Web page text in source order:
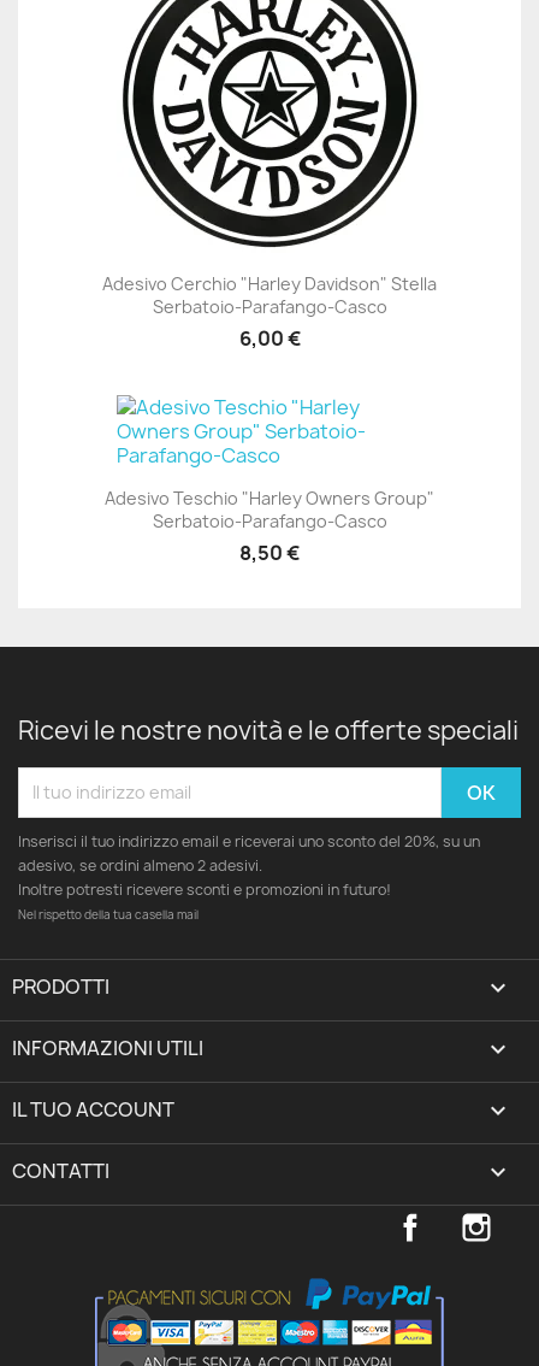
Adesivo Cerchio "Harley Davidson" Stella
Serbatoio-Parafango-Casco
6,00 €
Adesivo Teschio "Harley Owners Group"
Serbatoio-Parafango-Casco
8,50 €
Ricevi le nostre novità e le offerte speciali
Inserisci il tuo indirizzo email e riceverai uno sconto del 20%, su un
adesivo, se ordini almeno 2 adesivi.
Inoltre potresti ricevere sconti e promozioni in futuro!
Nel rispetto della tua casella mail
PRODOTTI 
INFORMAZIONI UTILI 
IL TUO ACCOUNT expand_more
CONTATTI keyboard_arrow_down
Facebook